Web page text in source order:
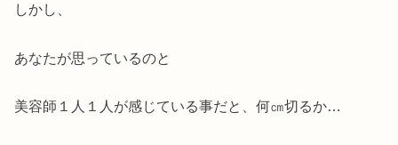
しかし、
あなたが思っているのと
美容師１人１人が感じている事だと、何㎝切るか…